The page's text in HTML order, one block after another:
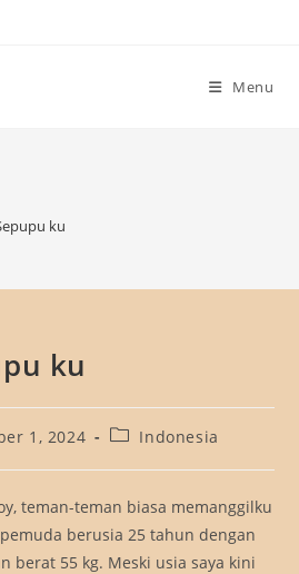
Menu
ku
ku
1, 2024
PostIndonesia
teman-teman biasa memanggilku
berusia 25 tahun dengan
berat 55 kg. Meski usia saya kini